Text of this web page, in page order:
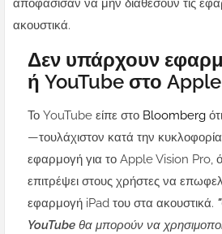
αποφάσισαν να μην διαθέσουν τις
ακουστικά.
Δεν υπάρχουν
ή YouTube στο
Το YouTube είπε στο Bloomberg
—τουλάχιστον κατά την
εφαρμογή για το Apple Vision Pro,
επιτρέψει στους χρήστες να
εφαρμογή iPad του στα ακουστικά.
YouTube θα μπορούν να